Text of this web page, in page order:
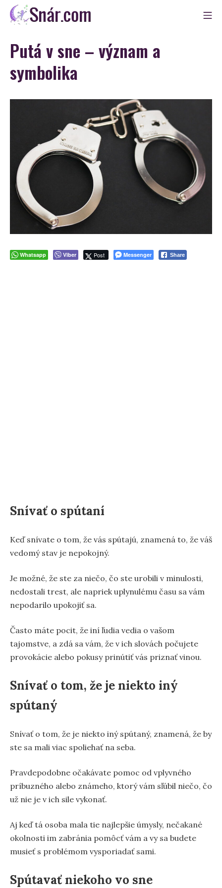
Skip
Snár
Putá v sne – význam a
symbolika
Whatsapp Viber Post Messenger Share
Snívať o spútaní
Keď snívate o tom, že vás spútajú, znamená to, že váš
vedomý stav je nepokojný.
Je možné, že ste za niečo, čo ste urobili v minulosti,
nedostali trest, ale napriek uplynulému času sa vám
nepodarilo upokojiť sa.
Často máte pocit, že iní ľudia vedia o vašom
tajomstve, a zdá sa vám, že v ich slovách počujete
provokácie alebo pokusy prinútiť vás priznať vinou.
Snívať o tom, že je niekto iný
spútaný
Snívať o tom, že je niekto iný spútaný, znamená, že by
ste sa mali viac spoliehať na seba.
Pravdepodobne očakávate pomoc od vplyvného
príbuzného alebo známeho, ktorý vám sľúbil niečo, čo
už nie je v ich sile vykonať.
Aj keď tá osoba mala tie najlepšie úmysly, nečakané
okolnosti im zabránia pomôcť vám a vy sa budete
musieť s problémom vysporiadať sami.
Spútavať niekoho vo sne